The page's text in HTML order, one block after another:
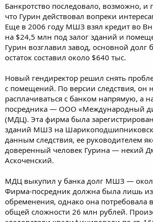
Банкротство последовало, возможно, и
что Гурин действовал вопреки
Еще в 2006 году МШЗ взял кредит во
на $24,5 млн под залог зданий и
Гурин возглавил завод, основной долг
остаток составил около $640 тыс.
Новый гендиректор решил снять
с помещений. По версии следствия, он
расплачиваться с банком напрямую, а
посредника — ООО «Международный
(МДЦ). Эта фирма была
зданий МШЗ на
данным следствия, ее руководителем
доверенный человек Гурина — некий
Аскоченский.
МДЦ выкупил у банка долг МШЗ —
Фирма-посредник должна была лишь
обременения, однако она потребовала
общей сложности 26 млн рублей.